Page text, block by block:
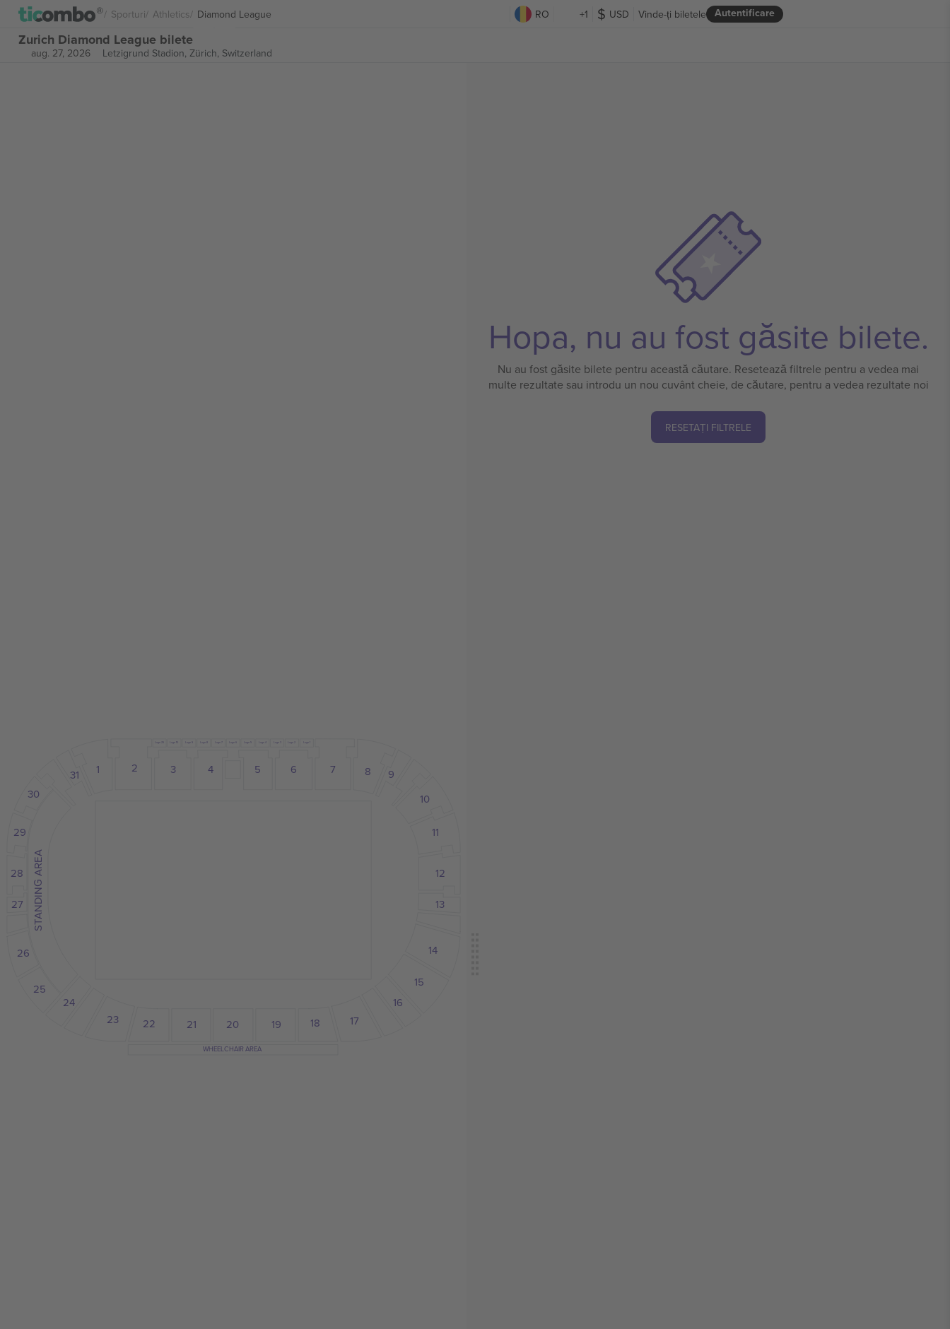
Sporturi Athletics Diamond League RO +1 USD Autentificare
Vinde-ți biletele
Zurich Diamond League bilete
aug. 27, 2026 Letzigrund Stadion, Zürich, Switzerland
3 4 5
2 6 7
1
20
21
22
23 18
19
31 9
26
27
28
29
30 10
24
25
STANDING AREA
WHEELCHAIR AREA
11
12
13
14
17
16
15
8
Loge 25 Loge 10 Loge 9 Loge 8 Loge 7 Loge 6 Loge 5 Loge 4 Loge 3 Loge 2 Loge 1
Hopa, nu au fost găsite bilete.
Nu au fost găsite bilete pentru această căutare. Resetează filtrele pentru a vedea mai
multe rezultate sau introdu un nou cuvânt cheie, de căutare, pentru a vedea rezultate noi
RESETAȚI FILTRELE